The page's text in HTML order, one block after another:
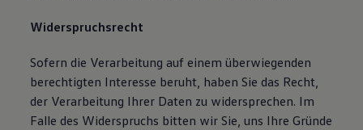
Widerspruchsrecht
Sofern die Verarbeitung auf einem überwiegenden
berechtigten Interesse beruht, haben Sie das Recht,
der Verarbeitung Ihrer Daten zu widersprechen. Im
Falle des Widerspruchs bitten wir Sie, uns Ihre Gründe